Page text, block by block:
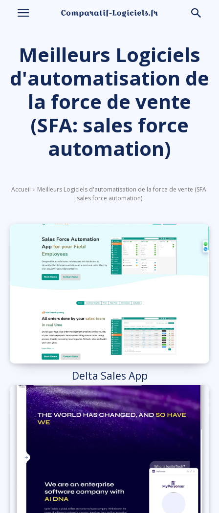
Meilleurs Logiciels
d'automatisation de
la force de vente
(SFA: sales force
automation)
Accueil
Meilleurs Logiciels d'automatisation de la force de vente (SFA:
sales force automation)
Delta Sales App